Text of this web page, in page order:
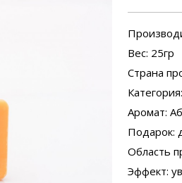
Вес: 25гр
Страна
Категория
Аромат:
Подарок:
Область
Эффект: